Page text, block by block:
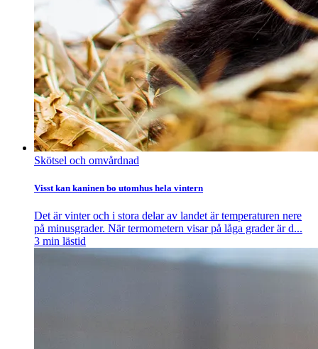
Skötsel och omvårdnad
Visst kan kaninen bo utomhus hela vintern
Det är vinter och i stora delar av landet är temperaturen nere
på minusgrader. När termometern visar på låga grader är d...
3 min lästid